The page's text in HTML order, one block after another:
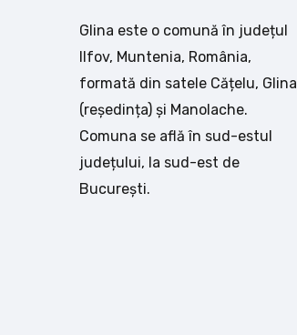
Glina este o comună în județul
Ilfov, Muntenia, România,
formată din satele Cățelu, Glina
(reședința) și Manolache.
Comuna se află în sud-estul
județului, la sud-est de
București.